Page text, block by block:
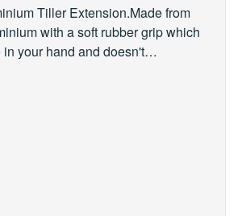
Tiller Extension.Made from
with a soft rubber grip which
your hand and doesn't